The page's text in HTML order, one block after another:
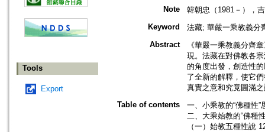
Tools
Export
Note
韓朝忠（1981－），
Keyword
法藏; 華嚴一乘教義分
Abstract
《華嚴一乘教義分齊
現。法藏在對佛教各
的角度出發，創造性
了全新的解釋，使它
真實之意和究竟圓滿
Table of contents
一、小乘教的“佛種性”
二、大乘始教的“佛種
（一）始教五種性說